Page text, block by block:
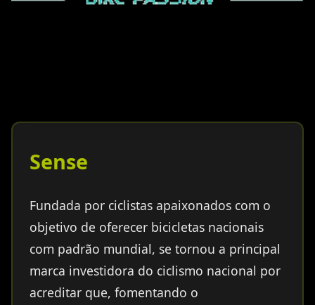
Sense
Fundada por ciclistas apaixonados com o
objetivo de oferecer bicicletas nacionais
com padrão mundial, se tornou a principal
marca investidora do ciclismo nacional por
acreditar que, fomentando o